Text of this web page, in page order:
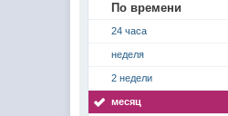
По времени
24 часа
неделя
2 недели
месяц